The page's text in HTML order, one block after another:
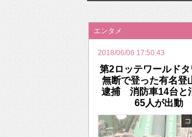
エンタメ
2018/06/06 17:50:43
第2ロッテワールドタ
無断で登った有名登
逮捕 消防車14台と
65人が出動